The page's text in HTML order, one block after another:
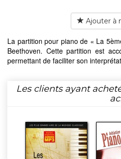
Ajouter à
La partition pour piano de « La
Beethoven. Cette partition est
permettant de faciliter son
Les clients ayant